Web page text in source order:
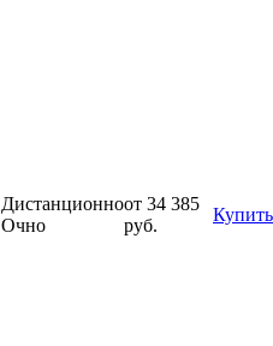
Дистанционно
Очно
от 34 385
руб.
Купить